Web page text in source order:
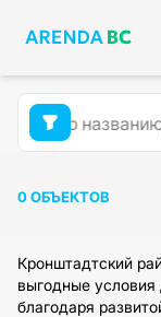
0 ОБЪЕКТОВ
Кронштадтский
выгодные условия
благодаря